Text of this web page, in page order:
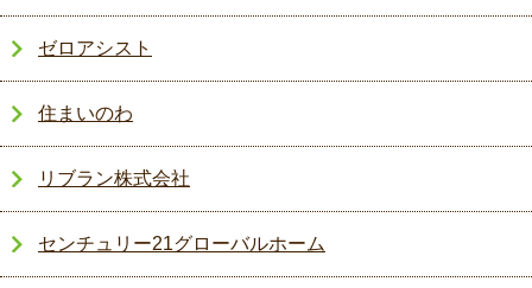
ゼロアシスト
住まいのわ
リブラン株式会社
センチュリー21グローバルホーム